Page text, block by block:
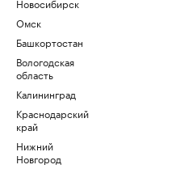
Омск
Башкортостан
Вологодская
область
Калининград
Краснодарский
край
Нижний
Новгород